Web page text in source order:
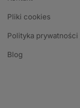
Pliki cookies
Polityka
Blog